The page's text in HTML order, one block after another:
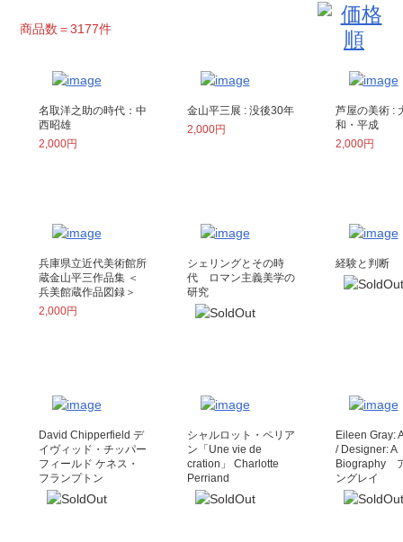
商品数＝3177件
名取洋之助の時代：中
西昭雄
2,000円
金山平三展 : 没後30年
2,000円
芦屋の美術 :
和・平成
2,000円
兵庫県立近代美術館所
蔵金山平三作品集 ＜
兵美館蔵作品図録＞
2,000円
シェリングとその時
代 ロマン主義美学の
研究
経験と判断
David Chipperfield デ
イヴィッド・チッパー
フィールド ケネス・
フランプトン
シャルロット・ペリア
ン「Une vie de
cration」 Charlotte
Perriand
Eileen Gray:
/ Designer: A
Biography
ングレイ